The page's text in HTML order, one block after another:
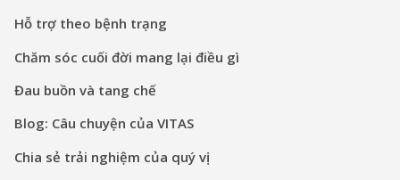
Hỗ trợ theo bệnh trạng
Chăm sóc cuối đời mang lại điều gì
Đau buồn và tang chế
Blog: Câu chuyện của VITAS
Chia sẻ trải nghiệm của quý vị